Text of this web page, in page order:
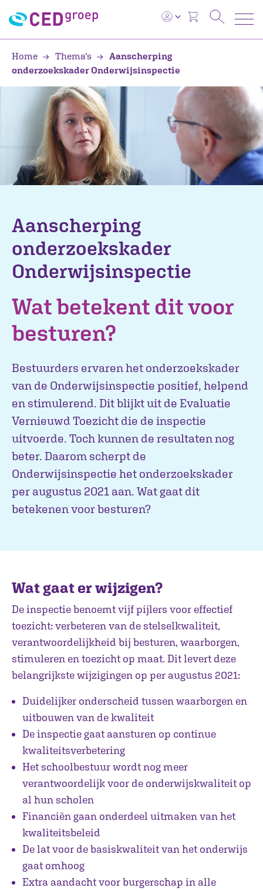
Home Thema's
Aanscherping
onderzoekskader Onderwijsinspectie
Aanscherping
onderzoekskader
Onderwijsinspectie
Wat betekent dit voor
besturen?
Bestuurders ervaren het onderzoekskader
van de Onderwijsinspectie positief, helpend
en stimulerend. Dit blijkt uit de Evaluatie
Vernieuwd Toezicht die de inspectie
uitvoerde. Toch kunnen de resultaten nog
beter. Daarom scherpt de
Onderwijsinspectie het onderzoekskader
per augustus 2021 aan. Wat gaat dit
betekenen voor besturen?
Wat gaat er wijzigen?
De inspectie benoemt vijf pijlers voor effectief
toezicht: verbeteren van de stelselkwaliteit,
verantwoordelijkheid bij besturen, waarborgen,
stimuleren en toezicht op maat. Dit levert deze
belangrijkste wijzigingen op per augustus 2021:
Duidelijker onderscheid tussen waarborgen en
uitbouwen van de kwaliteit
De inspectie gaat aansturen op continue
kwaliteitsverbetering
Het schoolbestuur wordt nog meer
verantwoordelijk voor de onderwijskwaliteit op
al hun scholen
Financiën gaan onderdeel uitmaken van het
kwaliteitsbeleid
De lat voor de basiskwaliteit van het onderwijs
gaat omhoog
Extra aandacht voor burgerschap in alle